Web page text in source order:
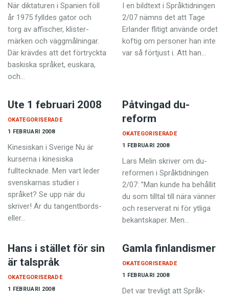
När diktaturen i Spanien föll
år 1975 fylldes gator och
torg av affischer, klister­
märken och väggmålningar.
Där krävdes att det förtryckta
baskiska språket, euskara,
och…
I en bildtext i Språktidningen
2/07 nämns det att Tage
Erlander flitigt använde ordet
koftig om personer han inte
var så förtjust i. Att han…
Ute 1 februari 2008
1 FEBRUARI 2008
OKATEGORISERADE
Kinesiskan i Sverige Nu är
kurserna i kinesiska
fulltecknade. Men vart leder
svenskarnas studier i
språket? Se upp när du
skriver! Är du tangentbords-
eller…
Påtvingad du-
reform
1 FEBRUARI 2008
OKATEGORISERADE
Lars Melin skriver om du-
reformen i Språktidningen
2/07: ”Man kunde ha behållit
du som tilltal till nära vänner
och reserverat ni för ytliga
bekantskaper. Men…
Hans i stället för sin
är talspråk
1 FEBRUARI 2008
OKATEGORISERADE
Gamla finlandismer
1 FEBRUARI 2008
OKATEGORISERADE
Det var trevligt att Språk­